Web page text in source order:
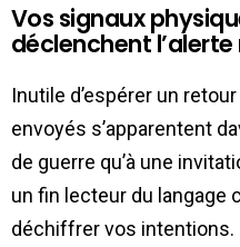
Vos signaux
déclenchent
Inutile d’espérer un
envoyés s’apparentent
de guerre qu’à une
un fin lecteur du langage
déchiffrer vos intentions.